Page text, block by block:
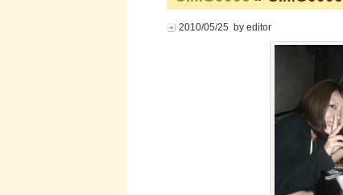
2010/05/25 by editor